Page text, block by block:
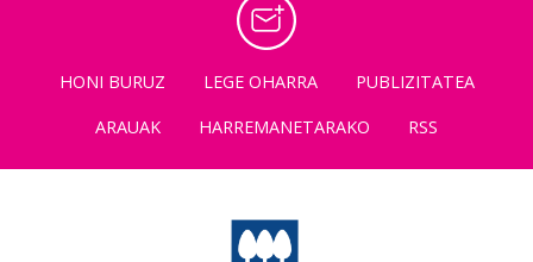
HONI BURUZ LEGE OHARRA
PUBLIZITATEA
ARAUAK
HARREMANETARAKO RSS